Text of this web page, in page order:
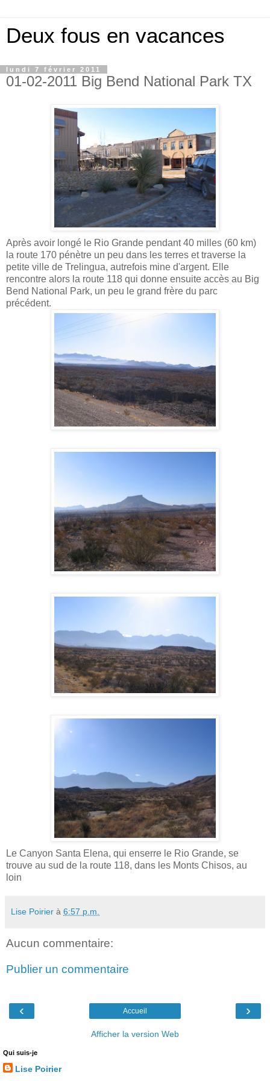
Deux fous en vacances
lundi 7 février 2011
01-02-2011 Big Bend National Park TX
Après avoir longé le Rio Grande pendant 40 milles (60 km)
la route 170 pénètre un peu dans les terres et traverse la
petite ville de Trelingua, autrefois mine d'argent. Elle
rencontre alors la route 118 qui donne ensuite accès au Big
Bend National Park, un peu le grand frère du parc
précédent.
Le Canyon Santa Elena, qui enserre le Rio Grande, se
trouve au sud de la route 118, dans les Monts Chisos, au
loin
Lise Poirier à 6:57 p.m.
Aucun commentaire:
Publier un commentaire
‹ ›
Accueil
Afficher la version Web
Qui suis-je
Lise Poirier